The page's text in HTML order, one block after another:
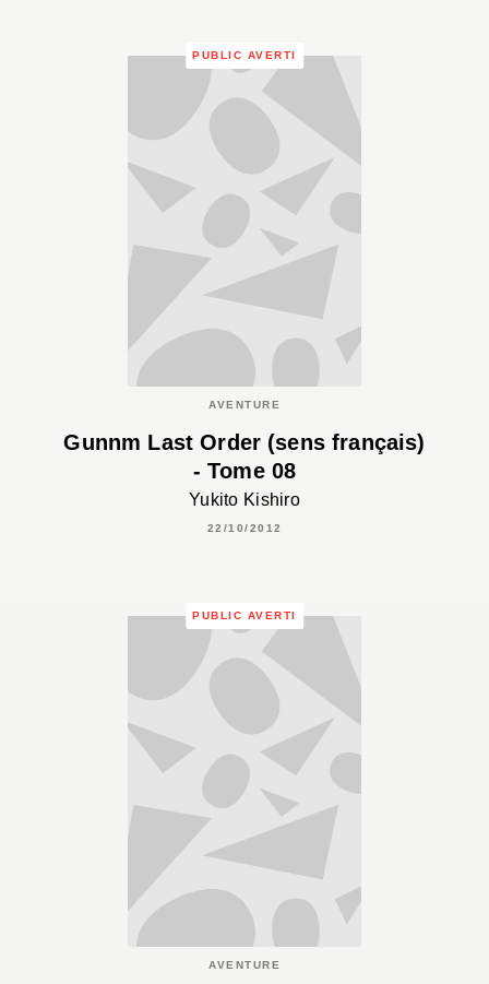
PUBLIC AVERTI
AVENTURE
Gunnm Last Order (sens français)
- Tome 08
Yukito Kishiro
22/10/2012
PUBLIC AVERTI
AVENTURE